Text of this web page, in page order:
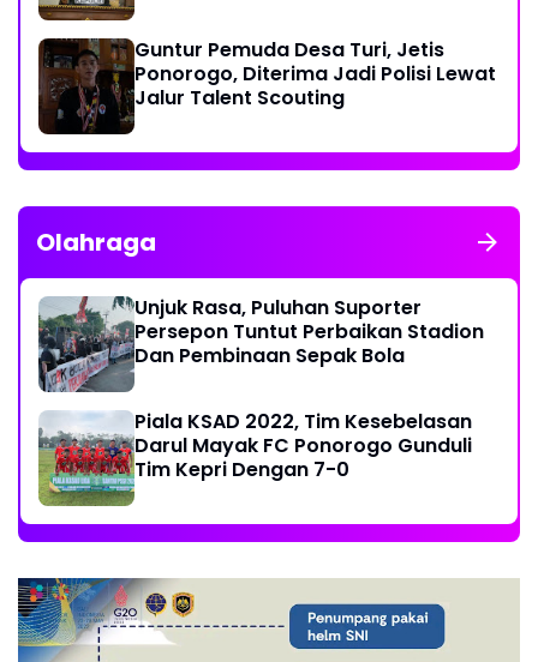
Guntur Pemuda Desa Turi, Jetis
Ponorogo, Diterima Jadi Polisi Lewat
Jalur Talent Scouting
Olahraga
Unjuk Rasa, Puluhan Suporter
Persepon Tuntut Perbaikan Stadion
Dan Pembinaan Sepak Bola
Piala KSAD 2022, Tim Kesebelasan
Darul Mayak FC Ponorogo Gunduli
Tim Kepri Dengan 7-0